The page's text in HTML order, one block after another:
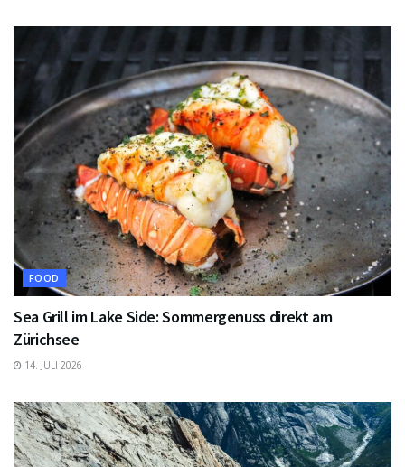
FOOD
Sea Grill im Lake Side: Sommergenuss direkt am
Zürichsee
14. JULI 2026